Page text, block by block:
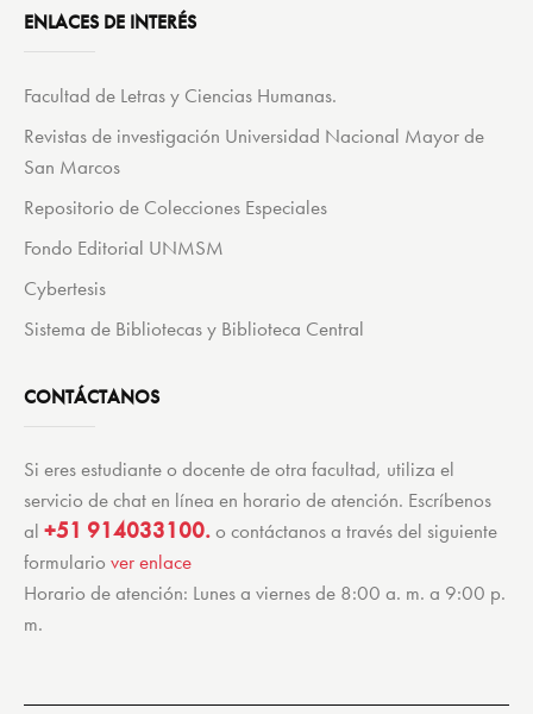
ENLACES DE INTERÉS
Facultad de Letras y Ciencias Humanas.
Revistas de investigación Universidad Nacional Mayor de
San Marcos
Repositorio de Colecciones Especiales
Fondo Editorial UNMSM
Cybertesis
Sistema de Bibliotecas y Biblioteca Central
CONTÁCTANOS
Si eres estudiante o docente de otra facultad, utiliza el
servicio de chat en línea en horario de atención. Escríbenos
al +51 914033100.o contáctanos a través del siguiente
formulario ver enlace
Horario de atención: Lunes a viernes de 8:00 a. m. a 9:00 p.
m.